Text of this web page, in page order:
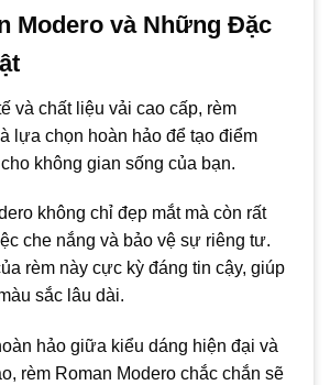
Modero và Những Đặc
và chất liệu vải cao cấp, rèm
lựa chọn hoàn hảo để tạo điểm
không gian sống của bạn.
không chỉ đẹp mắt mà còn rất
che nắng và bảo vệ sự riêng tư.
rèm này cực kỳ đáng tin cậy, giúp
sắc lâu dài.
hảo giữa kiểu dáng hiện đại và
rèm Roman Modero chắc chắn sẽ